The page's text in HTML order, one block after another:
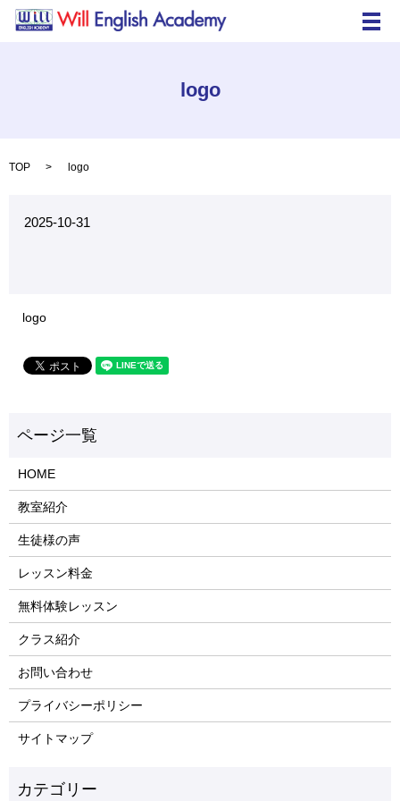
メ
logo
TOP logo
2025-10-31
logo
HOME
教室紹介
生徒様の声
レッスン料金
無料体験レッスン
クラス紹介
お問い合わせ
プライバシーポリシー
サイトマップ